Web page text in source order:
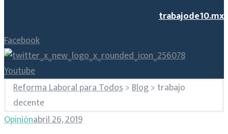
trabajode10.mx
Facebook
Youtube
Reforma Laboral para Todos>Blog> trabajo
decente
Etiqueta:
Opiniónabril 26, 2019